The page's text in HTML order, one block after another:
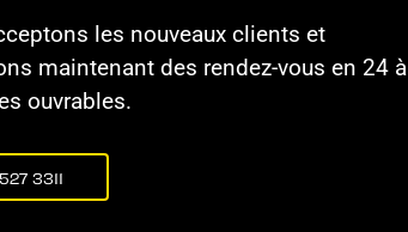
les nouveaux clients et
maintenant des rendez-vous en 24 à
ouvrables.
3311